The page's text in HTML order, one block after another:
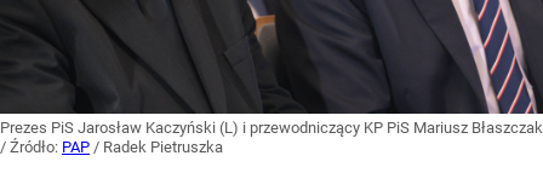
Prezes PiS Jarosław Kaczyński (L) i przewodniczący KP PiS Mariusz Błaszczak
/ Źródło: PAP / Radek Pietruszka